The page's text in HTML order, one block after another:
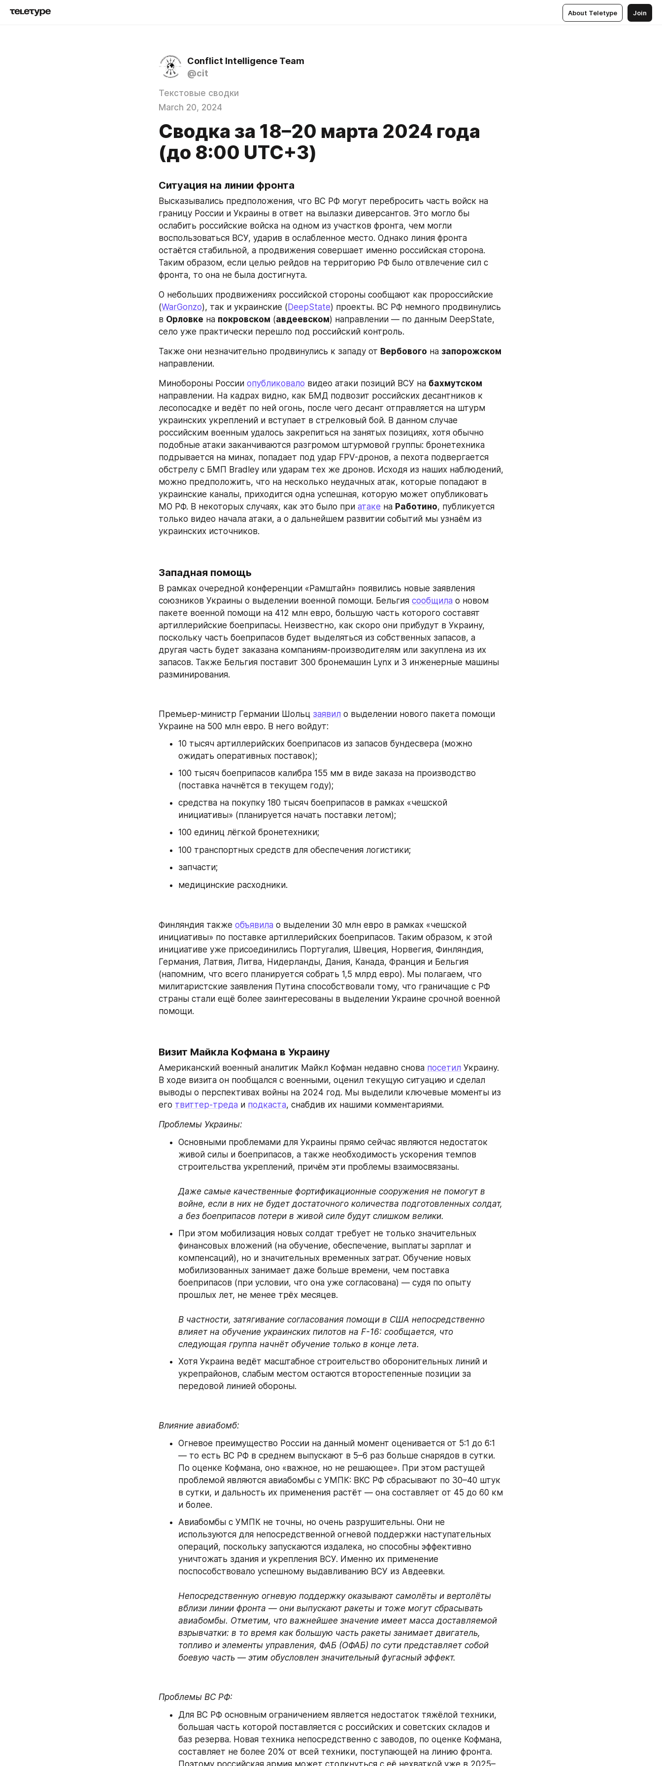
About Teletype Join
Conflict Intelligence Team
@cit
Текстовые сводки
March 20, 2024
Сводка за 18–20 марта 2024 года
(до 8:00 UTC+3)
Ситуация на линии фронта
Высказывались предположения, что ВС РФ могут перебросить часть войск на
границу России и Украины в ответ на вылазки диверсантов. Это могло бы
ослабить российские войска на одном из участков фронта, чем могли
воспользоваться ВСУ, ударив в ослабленное место. Однако линия фронта
остаётся стабильной, а продвижения совершает именно российская сторона.
Таким образом, если целью рейдов на территорию РФ было отвлечение сил с
фронта, то она не была достигнута.
О небольших продвижениях российской стороны сообщают как пророссийские
(WarGonzo), так и украинские ( DeepState) проекты. ВС РФ немного продвинулись
в Орловке на покровском (авдеевском) направлении — по данным DeepState,
село уже практически перешло под российский контроль.
Также они незначительно продвинулись к западу от Вербового на
направлении.
Минобороны России опубликовало видео атаки позиций ВСУ на бахмутском
направлении. На кадрах видно, как БМД подвозит российских десантников к
лесопосадке и ведёт по ней огонь, после чего десант отправляется на штурм
украинских укреплений и вступает в стрелковый бой. В данном случае
российским военным удалось закрепиться на занятых позициях, хотя обычно
подобные атаки заканчиваются разгромом штурмовой группы: бронетехника
подрывается на минах, попадает под удар FPV-дронов, а пехота подвергается
обстрелу с БМП Bradley или ударам тех же дронов. Исходя из наших наблюдений,
можно предположить, что на несколько неудачных атак, которые попадают в
украинские каналы, приходится одна успешная, которую может опубликовать
МО РФ. В некоторых случаях, как это было при атаке на Работино, публикуется
только видео начала атаки, а о дальнейшем развитии событий мы узнаём из
украинских источников.
Западная помощь
В рамках очередной конференции «Рамштайн» появились новые заявления
союзников Украины о выделении военной помощи. Бельгия сообщила о новом
пакете военной помощи на 412 млн евро, большую часть которого составят
артиллерийские боеприпасы. Неизвестно, как скоро они прибудут в Украину,
поскольку часть боеприпасов будет выделяться из собственных запасов, а
другая часть будет заказана компаниям-производителям или закуплена из их
запасов. Также Бельгия поставит 300 бронемашин Lynx и 3 инженерные машины
разминирования.
Премьер-министр Германии Шольц заявил о выделении нового пакета помощи
Украине на 500 млн евро. В него войдут:
10 тысяч артиллерийских боеприпасов из запасов бундесвера (можно
ожидать оперативных поставок);
100 тысяч боеприпасов калибра 155 мм в виде заказа на производство
(поставка начнётся в текущем году);
средства на покупку 180 тысяч боеприпасов в рамках «чешской
инициативы» (планируется начать поставки летом);
100 единиц лёгкой бронетехники;
100 транспортных средств для обеспечения логистики;
запчасти;
медицинские расходники.
Финляндия также объявила о выделении 30 млн евро в рамках «чешской
инициативы» по поставке артиллерийских боеприпасов. Таким образом, к этой
инициативе уже присоединились Португалия, Швеция, Норвегия, Финляндия,
Германия, Латвия, Литва, Нидерланды, Дания, Канада, Франция и Бельгия
(напомним, что всего планируется собрать 1,5 млрд евро). Мы полагаем, что
милитаристские заявления Путина способствовали тому, что граничащие с РФ
страны стали ещё более заинтересованы в выделении Украине срочной военной
помощи.
Визит Майкла Кофмана в Украину
Американский военный аналитик Майкл Кофман недавно снова посетил Украину.
В ходе визита он пообщался с военными, оценил текущую ситуацию и сделал
выводы о перспективах войны на 2024 год. Мы выделили ключевые моменты из
его твиттер-треда и подкаста, снабдив их нашими комментариями.
Проблемы Украины:
Основными проблемами для Украины прямо сейчас являются недостаток
живой силы и боеприпасов, а также необходимость ускорения темпов
строительства укреплений, причём эти проблемы взаимосвязаны.
Даже самые качественные фортификационные сооружения не помогут в
войне, если в них не будет достаточного количества подготовленных солдат,
а без боеприпасов потери в живой силе будут слишком велики.
При этом мобилизация новых солдат требует не только значительных
финансовых вложений (на обучение, обеспечение, выплаты зарплат и
компенсаций), но и значительных временных затрат. Обучение новых
мобилизованных занимает даже больше времени, чем поставка
боеприпасов (при условии, что она уже согласована) — судя по опыту
прошлых лет, не менее трёх месяцев.
В частности, затягивание согласования помощи в США непосредственно
влияет на обучение украинских пилотов на F-16: сообщается, что
следующая группа начнёт обучение только в конце лета.
Хотя Украина ведёт масштабное строительство оборонительных линий и
укрепрайонов, слабым местом остаются второстепенные позиции за
передовой линией обороны.
Влияние авиабомб:
Огневое преимущество России на данный момент оценивается от 5:1 до 6:1
— то есть ВС РФ в среднем выпускают в 5–6 раз больше снарядов в сутки.
По оценке Кофмана, оно «важное, но не решающее». При этом растущей
проблемой являются авиабомбы с УМПК: ВКС РФ сбрасывают по 30–40 штук
в сутки, и дальность их применения растёт — она составляет от 45 до 60 км
и более.
Авиабомбы с УМПК не точны, но очень разрушительны. Они не
используются для непосредственной огневой поддержки наступательных
операций, поскольку запускаются издалека, но способны эффективно
уничтожать здания и укрепления ВСУ. Именно их применение
поспособствовало успешному выдавливанию ВСУ из Авдеевки.
Непосредственную огневую поддержку оказывают самолёты и вертолёты
вблизи линии фронта — они выпускают ракеты и тоже могут сбрасывать
авиабомбы. Отметим, что важнейшее значение имеет масса доставляемой
взрывчатки: в то время как большую часть ракеты занимает двигатель,
топливо и элементы управления, ФАБ (ОФАБ) по сути представляет собой
боевую часть — этим обусловлен значительный фугасный эффект.
Проблемы ВС РФ:
Для ВС РФ основным ограничением является недостаток тяжёлой техники,
большая часть которой поставляется с российских и советских складов и
баз резерва. Новая техника непосредственно с заводов, по оценке Кофмана,
составляет не более 20% от всей техники, поступающей на линию фронта.
Поэтому российская армия может столкнуться с её нехваткой уже в 2025–